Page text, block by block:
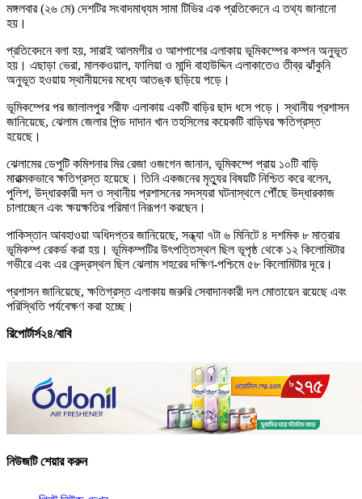
মঙ্গলবার (২৬ মে) দেশটির সংবাদমাধ্যম সামা টিভির এক প্রতিবেদনে এ তথ্য জানানো
হয়।
প্রতিবেদনে বলা হয়, সারাই আলমগীর ও আশপাশের এলাকায় ভূমিকম্পের কম্পন অনুভূত
হয়। এছাড়া ভেরা, মালকওয়াল, ফালিয়া ও মান্দি বাহাউদ্দিন এলাকাতেও তীব্র ঝাঁকুনি
অনুভূত হওয়ায় স্থানীয়দের মধ্যে আতঙ্ক ছড়িয়ে পড়ে।
ভূমিকম্পের পর জালালপুর শরীফ এলাকায় একটি বাড়ির ছাদ ধসে পড়ে। স্থানীয় প্রশাসন
জানিয়েছে, ঝেলাম জেলার পিন্ড দাদান খান তহসিলের কয়েকটি বাড়িঘর ক্ষতিগ্রস্ত
হয়েছে।
ঝেলামের ডেপুটি কমিশনার মির রেজা ওজগেন জানান, ভূমিকম্পে প্রায় ১০টি বাড়ি
মারাত্মকভাবে ক্ষতিগ্রস্ত হয়েছে। তিনি একজনের মৃত্যুর বিষয়টি নিশ্চিত করে বলেন,
পুলিশ, উদ্ধারকারী দল ও স্থানীয় প্রশাসনের সদস্যরা ঘটনাস্থলে পৌঁছে উদ্ধারকাজ
চালাচ্ছেন এবং ক্ষয়ক্ষতির পরিমাণ নিরূপণ করছেন।
পাকিস্তান আবহাওয়া অধিদপ্তর জানিয়েছে, সন্ধ্যা ৭টা ৬ মিনিটে ৪ দশমিক ৮ মাত্রার
ভূমিকম্প রেকর্ড করা হয়। ভূমিকম্পটির উৎপত্তিস্থল ছিল ভূপৃষ্ঠ থেকে ১২ কিলোমিটার
গভীরে এবং এর কেন্দ্রস্থল ছিল ঝেলাম শহরের দক্ষিণ-পশ্চিমে ৫৮ কিলোমিটার দূরে।
প্রশাসন জানিয়েছে, ক্ষতিগ্রস্ত এলাকায় জরুরি সেবাদানকারী দল মোতায়েন রয়েছে এবং
পরিস্থিতি পর্যবেক্ষণ করা হচ্ছে।
রিপোর্টার্স২৪/বাবি
নিউজটি শেয়ার করুন